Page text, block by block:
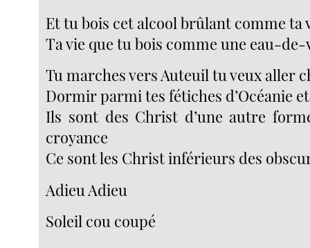
Et tu bois cet alcool brûlant comme ta
Ta vie que tu bois comme une eau-de-
Tu marches vers Auteuil tu veux aller
Dormir parmi tes fétiches d’Océanie
Ils sont des Christ d’une autre
croyance
Ce sont les Christ inférieurs des
Adieu Adieu
Soleil cou coupé